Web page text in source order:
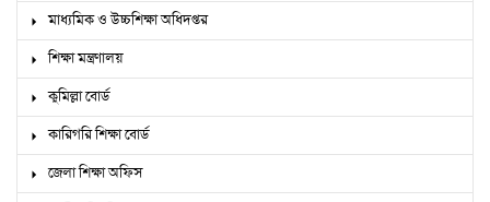
মাধ্যমিক ও উচ্চশিক্ষা অধিদপ্তর
শিক্ষা মন্ত্রণালয়
কুমিল্লা বোর্ড
কারিগরি শিক্ষা বোর্ড
জেলা শিক্ষা অফিস